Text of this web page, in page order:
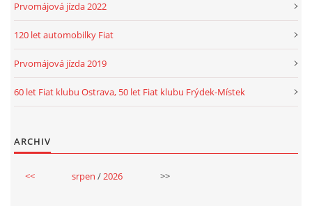
Prvomájová jízda 2022
120 let automobilky Fiat
Prvomájová jízda 2019
60 let Fiat klubu Ostrava, 50 let Fiat klubu Frýdek-Místek
ARCHIV
<< srpen / 2026 >>